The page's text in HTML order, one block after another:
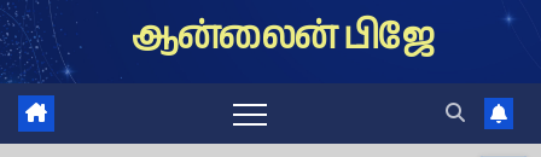
Skip
to
content
ஆன்லைன் பிஜே